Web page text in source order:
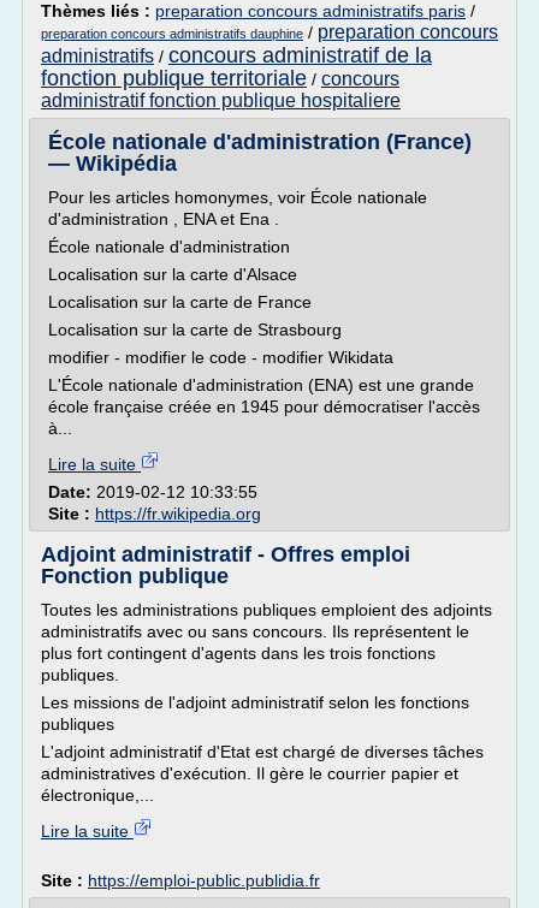
Thèmes liés : preparation concours administratifs paris /
preparation concours administratifs dauphine / preparation concours
administratifs / concours administratif de la
fonction publique territoriale / concours
administratif fonction publique hospitaliere
École nationale d'administration (France)
— Wikipédia
Pour les articles homonymes, voir École nationale
d'administration , ENA et Ena .
École nationale d'administration
Localisation sur la carte d'Alsace
Localisation sur la carte de France
Localisation sur la carte de Strasbourg
modifier - modifier le code - modifier Wikidata
L'École nationale d'administration (ENA) est une grande
école française créée en 1945 pour démocratiser l'accès
à...
Lire la suite
Date: 2019-02-12 10:33:55
Site : https://fr.wikipedia.org
Adjoint administratif - Offres emploi
Fonction publique
Toutes les administrations publiques emploient des adjoints
administratifs avec ou sans concours. Ils représentent le
plus fort contingent d'agents dans les trois fonctions
publiques.
Les missions de l'adjoint administratif selon les fonctions
publiques
L'adjoint administratif d'Etat est chargé de diverses tâches
administratives d'exécution. Il gère le courrier papier et
électronique,...
Lire la suite
Site : https://emploi-public.publidia.fr